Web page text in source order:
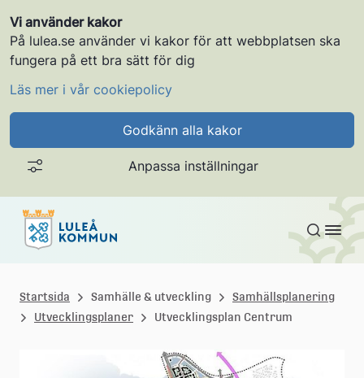
Vi använder kakor
På lulea.se använder vi kakor för att webbplatsen ska
fungera på ett bra sätt för dig
Läs mer i vår cookiepolicy
Godkänn alla kakor
Anpassa inställningar
Gå till innehållet
u
l
Startsida Samhälle & utveckling
Samhällsplanering
Utvecklingsplaner
Utvecklingsplan Centrum